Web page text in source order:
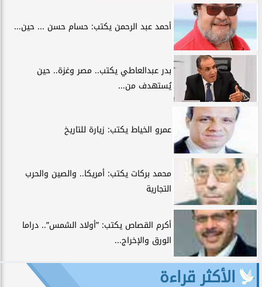
أحمد عبد الرحمن يكتب: حسام حسن ... حين...
بدر عبدالعاطي يكتب.. مصر وغزة.. حين
يُستهدف من...
عمرو الخياط يكتب: زيارة للتاريخ
محمد بركات يكتب: أمريكا.. والصين والحرب
التجارية
أكرم القصاص يكتب: ”أولاد الشمس”.. دراما
الورق والإخراج...
الأكثر قراءة